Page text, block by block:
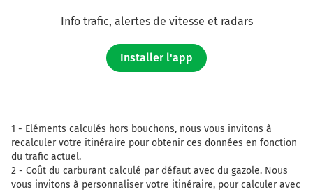
Info trafic, alertes de vitesse et radars
Installer l'app
1 - Eléments calculés hors bouchons, nous vous invitons à
recalculer votre itinéraire pour obtenir ces données en fonction
du trafic actuel.
2 - Coût du carburant calculé par défaut avec du gazole. Nous
vous invitons à personnaliser votre itinéraire, pour calculer avec